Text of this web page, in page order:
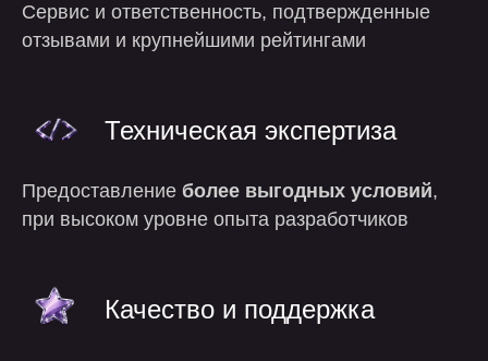
Сервис и ответственность, подтвержденные
отзывами и крупнейшими рейтингами
Техническая экспертиза
Предоставление более выгодных условий,
при высоком уровне опыта разработчиков
Качество и поддержка